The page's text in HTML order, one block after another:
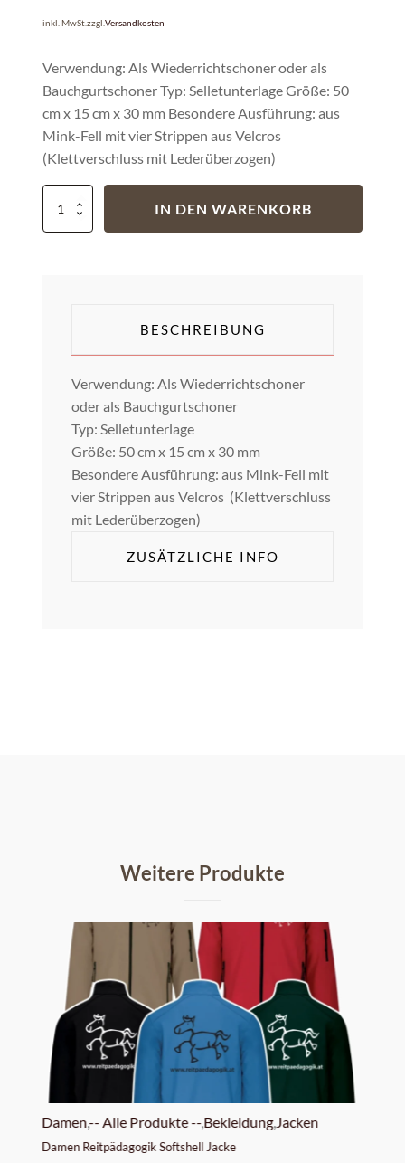
inkl. MwSt.zzgl. Versandkosten
Verwendung: Als Wiederrichtschoner oder als
Bauchgurtschoner Typ: Selletunterlage Größe: 50
cm x 15 cm x 30 mm Besondere Ausführung: aus
Mink-Fell mit vier Strippen aus Velcros
(Klettverschluss mit Lederüberzogen)
IN DEN WARENKORB
BESCHREIBUNG
Verwendung: Als Wiederrichtschoner
oder als Bauchgurtschoner
Typ: Selletunterlage
Größe: 50 cm x 15 cm x 30 mm
Besondere Ausführung: aus Mink-Fell mit
vier Strippen aus Velcros (Klettverschluss
mit Lederüberzogen)
ZUSÄTZLICHE INFO
Weitere Produkte
Damen,-- Alle Produkte --,Bekleidung, Jacken
Damen Reitpädagogik Softshell Jacke